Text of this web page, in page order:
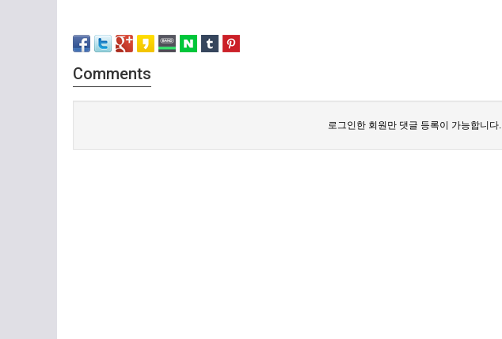
Comments
로그인한 회원만 댓글 등록이 가능합니다.